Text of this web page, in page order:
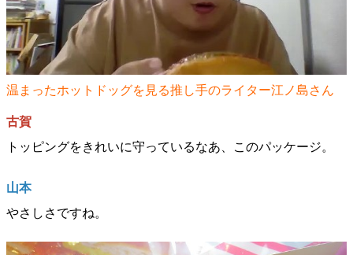
温まったホットドッグを見る推し手のライター江ノ島さん
古賀
トッピングをきれいに守っているなあ、このパッケージ。
山本
やさしさですね。